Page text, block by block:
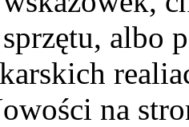
albo
na